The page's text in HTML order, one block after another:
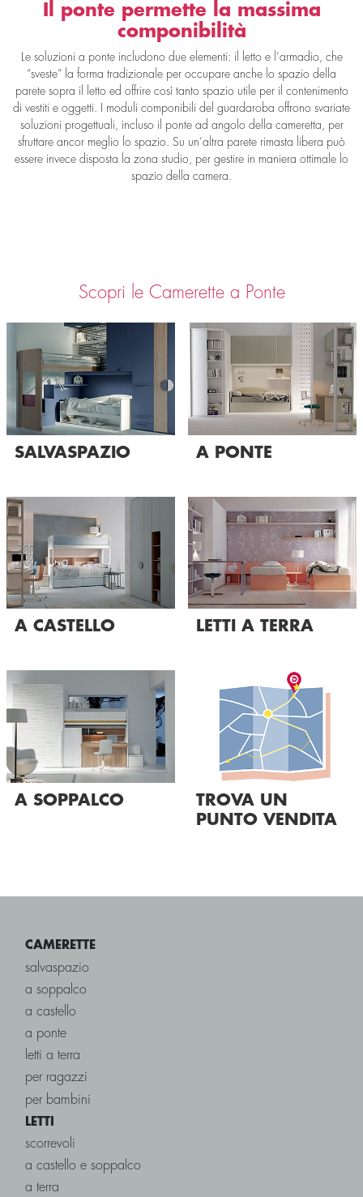
Il ponte permette la massima
componibilità
Le soluzioni a ponte includono due elementi: il letto e l’armadio, che
“sveste” la forma tradizionale per occupare anche lo spazio della
parete sopra il letto ed offrire così tanto spazio utile per il contenimento
di vestiti e oggetti. I moduli componibili del guardaroba offrono svariate
soluzioni progettuali, incluso il ponte ad angolo della cameretta, per
sfruttare ancor meglio lo spazio. Su un’altra parete rimasta libera può
essere invece disposta la zona studio, per gestire in maniera ottimale lo
spazio della camera.
Scopri le Camerette a Ponte
SALVASPAZIO A PONTE
A CASTELLO LETTI A TERRA
A SOPPALCO
TROVA UN
PUNTO VENDITA
CAMERETTE
salvaspazio
a soppalco
a castello
a ponte
letti a terra
per ragazzi
per bambini
LETTI
scorrevoli
a castello e soppalco
a terra